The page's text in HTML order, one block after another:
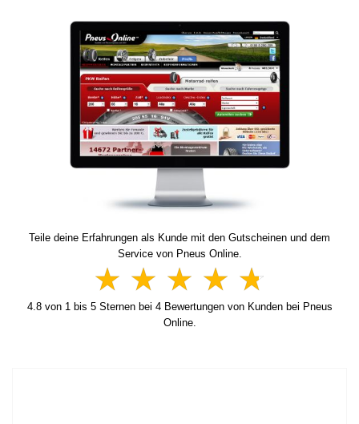
Teile deine Erfahrungen als Kunde mit den Gutscheinen und dem
Service von Pneus Online.
4.8von 1 bis 5Sternen bei 4Bewertungen von Kunden bei Pneus
Online.